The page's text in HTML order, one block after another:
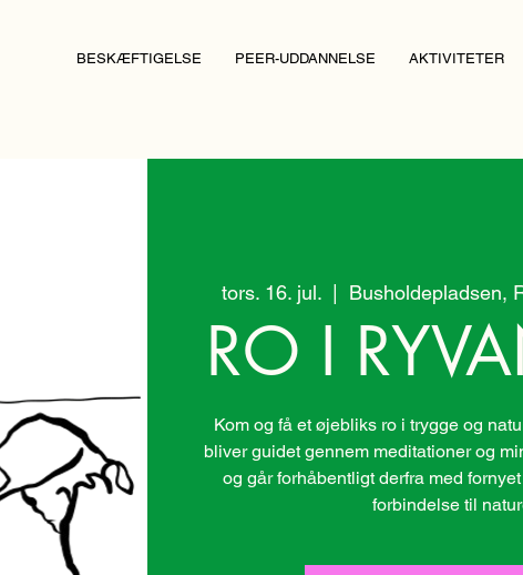
BESKÆFTIGELSE PEER-UDDANNELSE AKTIVITETER
tors. 16. jul.
  |
Busholdepladsen,
RO I
Kom og få et øjebliks ro i trygge og
bliver guidet gennem meditationer og
og går forhåbentligt derfra med
forbindelse til